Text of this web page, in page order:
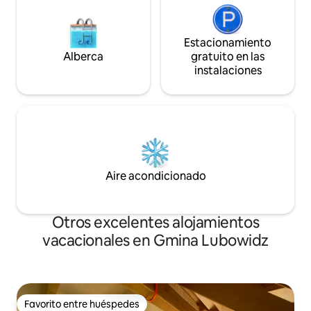
Alberca
Estacionamiento
gratuito en las
instalaciones
Aire acondicionado
Otros excelentes alojamientos
vacacionales en Gmina Lubowidz
Favorito entre huéspedes